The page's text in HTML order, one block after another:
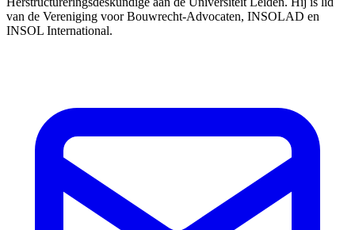
van de Vereniging voor Bouwrecht-Advocaten, INSOLAD en
INSOL International.